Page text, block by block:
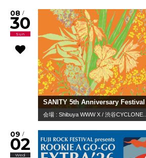
08 /
30
Sun
SANITY 5th Anniversary Festival
会場 : Shibuya WWW X / 渋谷CYCLONE...
09 /
02
Wed